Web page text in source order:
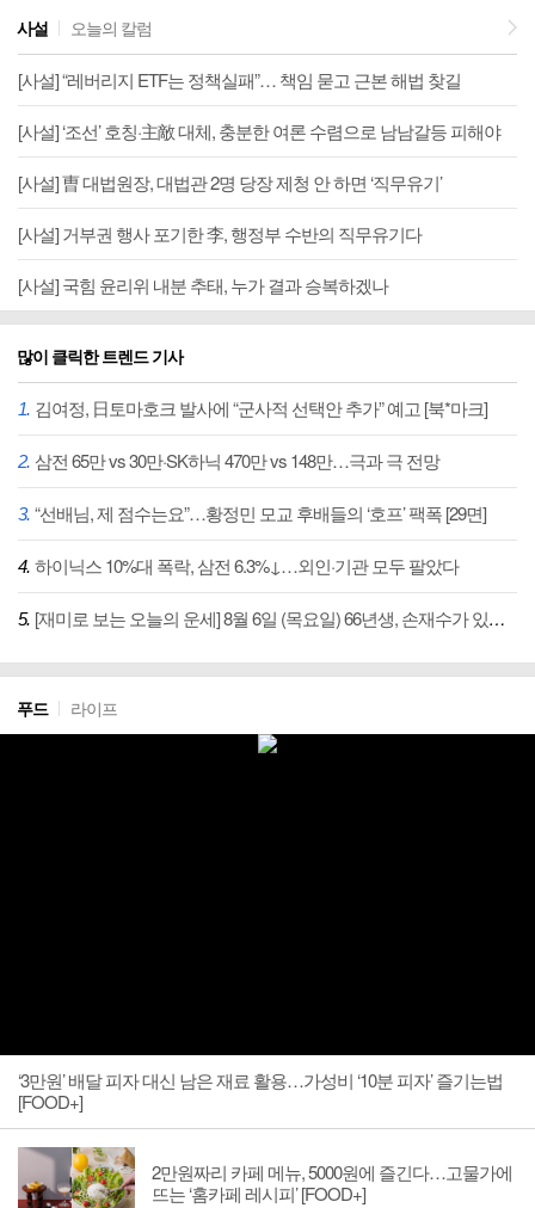
‘허위조작정보근절법’ 이대론 안 돼
사설 오늘의 칼럼
[사설] “레버리지 ETF는 정책실패”… 책임 묻고 근본 해법 찾길
[사설] ‘조선’ 호칭·主敵 대체, 충분한 여론 수렴으로 남남갈등 피해야
[사설] 曺 대법원장, 대법관 2명 당장 제청 안 하면 ‘직무유기’
[사설] 거부권 행사 포기한 李, 행정부 수반의 직무유기다
[사설] 국힘 윤리위 내분 추태, 누가 결과 승복하겠나
많이 클릭한 트렌드 기사
김여정, 日토마호크 발사에 “군사적 선택안 추가” 예고 [북*마크]
삼전 65만 vs 30만·SK하닉 470만 vs 148만…극과 극 전망
“선배님, 제 점수는요”…황정민 모교 후배들의 ‘호프’ 팩폭 [29면]
하이닉스 10%대 폭락, 삼전 6.3%↓…외인·기관 모두 팔았다
[재미로 보는 오늘의 운세] 8월 6일 (목요일) 66년생, 손재수가 있으니 손익계산을 하라
푸드 라이프
‘3만원’ 배달 피자 대신 남은 재료 활용…가성비 ‘10분 피자’ 즐기는법
[FOOD+]
2만원짜리 카페 메뉴, 5000원에 즐긴다…고물가에
뜨는 ‘홈카페 레시피’ [FOOD+]